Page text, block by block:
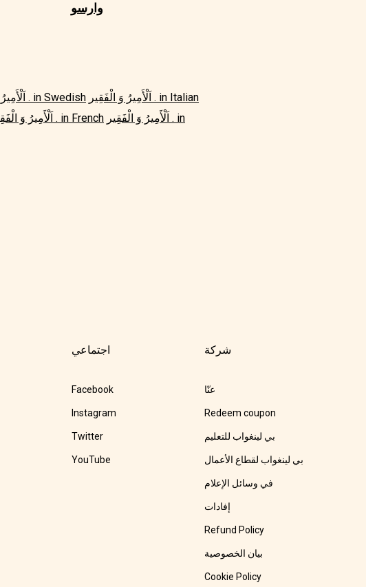
وارسو
اَلْأَمِيرُ وَ الْفَقِير . in Swedish
اَلْأَمِيرُ وَ الْفَقِير . in Italian
اَلْأَمِيرُ وَ الْفَقِير . in French اَلْأَمِيرُ وَ الْفَقِير . in
اجتماعي
Facebook
Instagram
Twitter
YouTube
شركة
عنّا
Redeem coupon
بي لينغواب للتعليم
بي لينغواب لقطاع الأعمال
في وسائل الإعلام
إفادات
Refund Policy
بيان الخصوصية
Cookie Policy